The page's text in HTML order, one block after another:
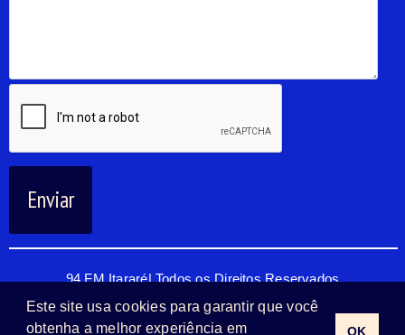
Enviar
Este site usa cookies para garantir que você
obtenha a melhor experiência em
OK
94 FM Itararé| Todos os Direitos Reservados